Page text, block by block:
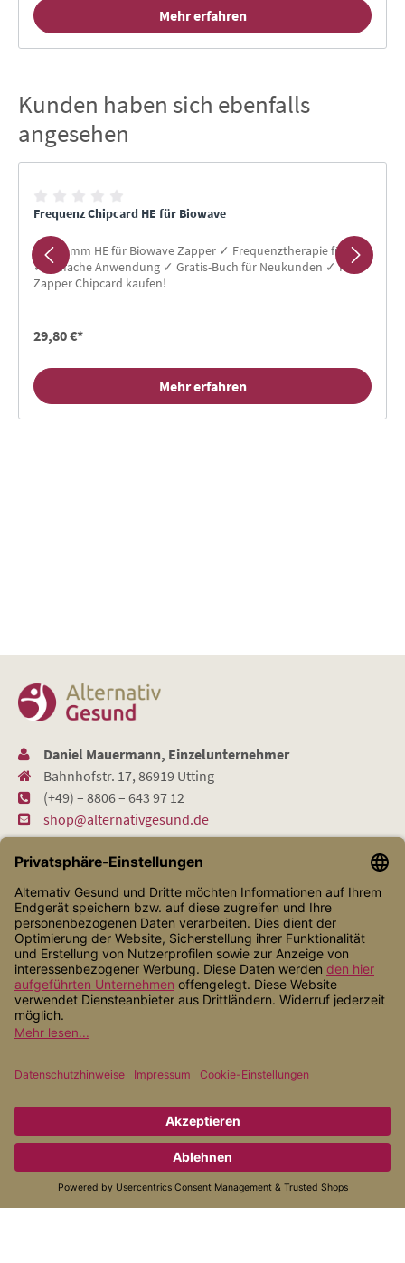
Mehr erfahren
Produktgalerie überspringen
Kunden haben sich ebenfalls
angesehen
Frequenz Chipcard HE für Biowave
Programm HE für Biowave Zapper ✓ Frequenztherapie für Alle
✓ Einfache Anwendung ✓ Gratis-Buch für Neukunden ✓ Hier
Zapper Chipcard kaufen!
29,80 €*
Mehr erfahren
Daniel Mauermann, Einzelunternehmer
Bahnhofstr. 17, 86919 Utting
(+49) – 8806 – 643 97 12
shop@alternativgesund.de
Shop Service
Informationen
Zahlungsarten
© 2026 Alternativ Gesund
* Alle Preise inkl. gesetzl. Mehrwertsteuer zzgl.
nicht anders angegeben.